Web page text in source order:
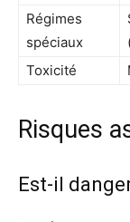
Régimes
spéciaux
Toxicité
Risques
Est-il